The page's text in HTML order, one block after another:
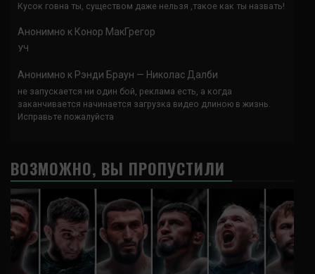
Кусок говна ты, существом даже нельзя ,такое как ты назвать!
Анонимно к Конор МакГрегор
УЧ
Анонимно к Рэнди Браун — Николас Далби
не запускается ни один бой, реклама есть, а когда
заканчивается начинается загрузка видео длиною в жизнь.
Исправьте пожалуйста
ВОЗМОЖНО, ВЫ ПРОПУСТИЛИ